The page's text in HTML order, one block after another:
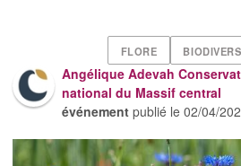
FLORE
Angélique Adevah
national du Massif central
événement publié le02/04/